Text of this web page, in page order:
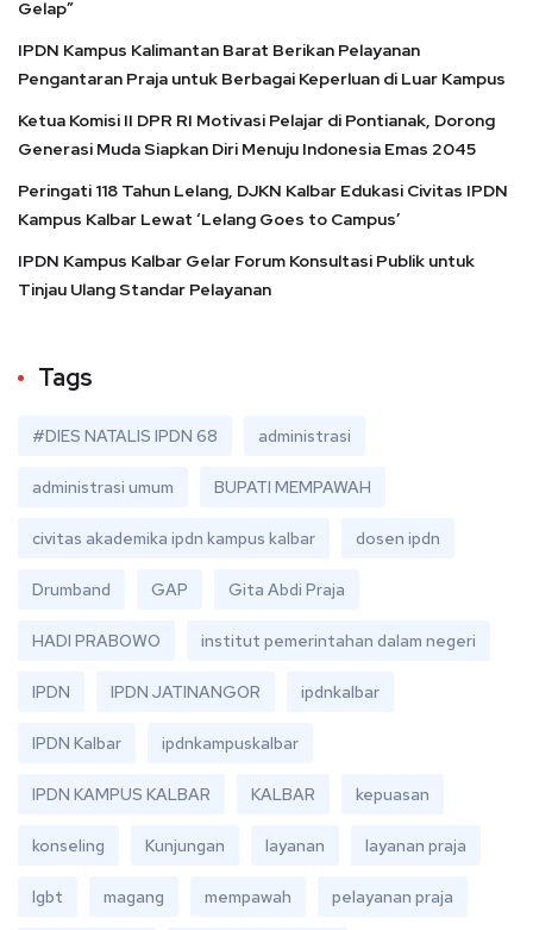
Gelap”
IPDN Kampus Kalimantan Barat Berikan Pelayanan
Pengantaran Praja untuk Berbagai Keperluan di Luar Kampus
Ketua Komisi II DPR RI Motivasi Pelajar di Pontianak, Dorong
Generasi Muda Siapkan Diri Menuju Indonesia Emas 2045
Peringati 118 Tahun Lelang, DJKN Kalbar Edukasi Civitas IPDN
Kampus Kalbar Lewat ‘Lelang Goes to Campus’
IPDN Kampus Kalbar Gelar Forum Konsultasi Publik untuk
Tinjau Ulang Standar Pelayanan
Tags
#DIES NATALIS IPDN 68 administrasi
administrasi umum BUPATI MEMPAWAH
civitas akademika ipdn kampus kalbar dosen ipdn
Drumband GAP Gita Abdi Praja
HADI PRABOWO institut pemerintahan dalam negeri
IPDN IPDN JATINANGOR ipdnkalbar
IPDN Kalbar ipdnkampuskalbar
IPDN KAMPUS KALBAR KALBAR kepuasan
konseling Kunjungan layanan layanan praja
lgbt magang mempawah pelayanan praja